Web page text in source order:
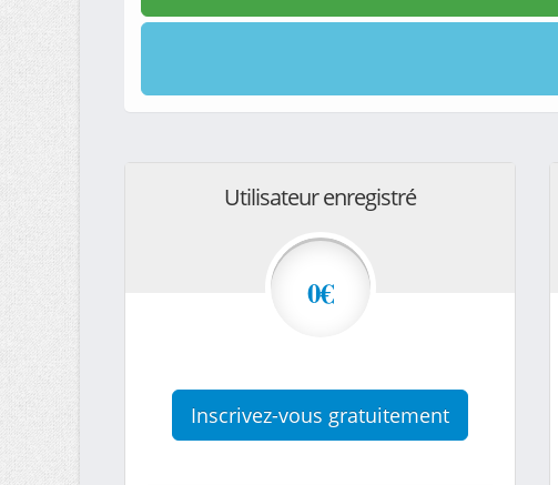
Utilisateur enregistré
0€
Inscrivez-vous gratuitement